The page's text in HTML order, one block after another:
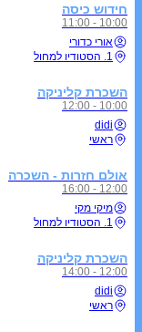
חידוש כיסה
10:00 - 11:00
אורי כדורי
1. הסטודיו למחול
השכרת קליניקה
10:00 - 12:00
didi
ראשי
אולם חזרות - השכרה
12:00 - 16:00
מיקי מקי
1. הסטודיו למחול
השכרת קליניקה
12:00 - 14:00
didi
ראשי